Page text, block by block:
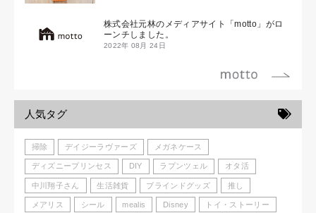
株式会社元林のメディアサイト「motto」がロ
ーンチしました。
2022年 08月 24日
人気タグ
掃除 デイジーラヴァーズ メガネケース
ディズニープリンセス DIY ラプンツェル オタ活
中川翔子さん 生活雑貨 ブラインドグッズ 推し
メアリス シール mealis Disney トイ・ストーリー